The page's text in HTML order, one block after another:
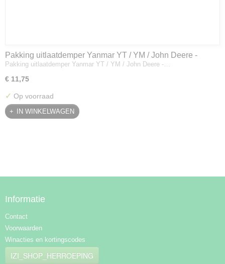
Pakking uitlaatdemper Yanmar YT / YM / John Deere -
128300-13230
Pakking uitlaatdemper Yanmar YT / YM / John Deere -…
€ 11,75
✓ Op voorraad
IN WINKELWAGEN
Informatie
Contact
Voorwaarden
Winacties en kortingscodes
IZI_SHOP_HERROEPING